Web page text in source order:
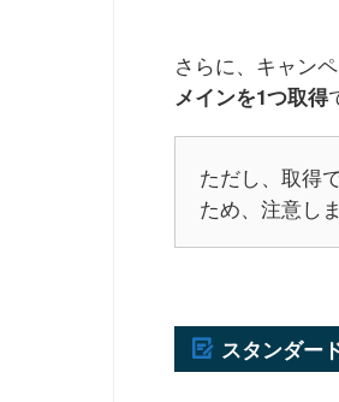
さらに、キャン
メインを1つ取得
ただし、取得
ため、注意し
スタンダー